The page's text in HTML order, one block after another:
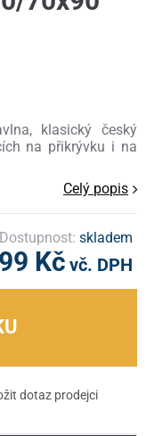
klasický český
na přikrývku i na
Celý popis
Dostupnost:skladem
Kč vč. DPH
dotaz prodejci